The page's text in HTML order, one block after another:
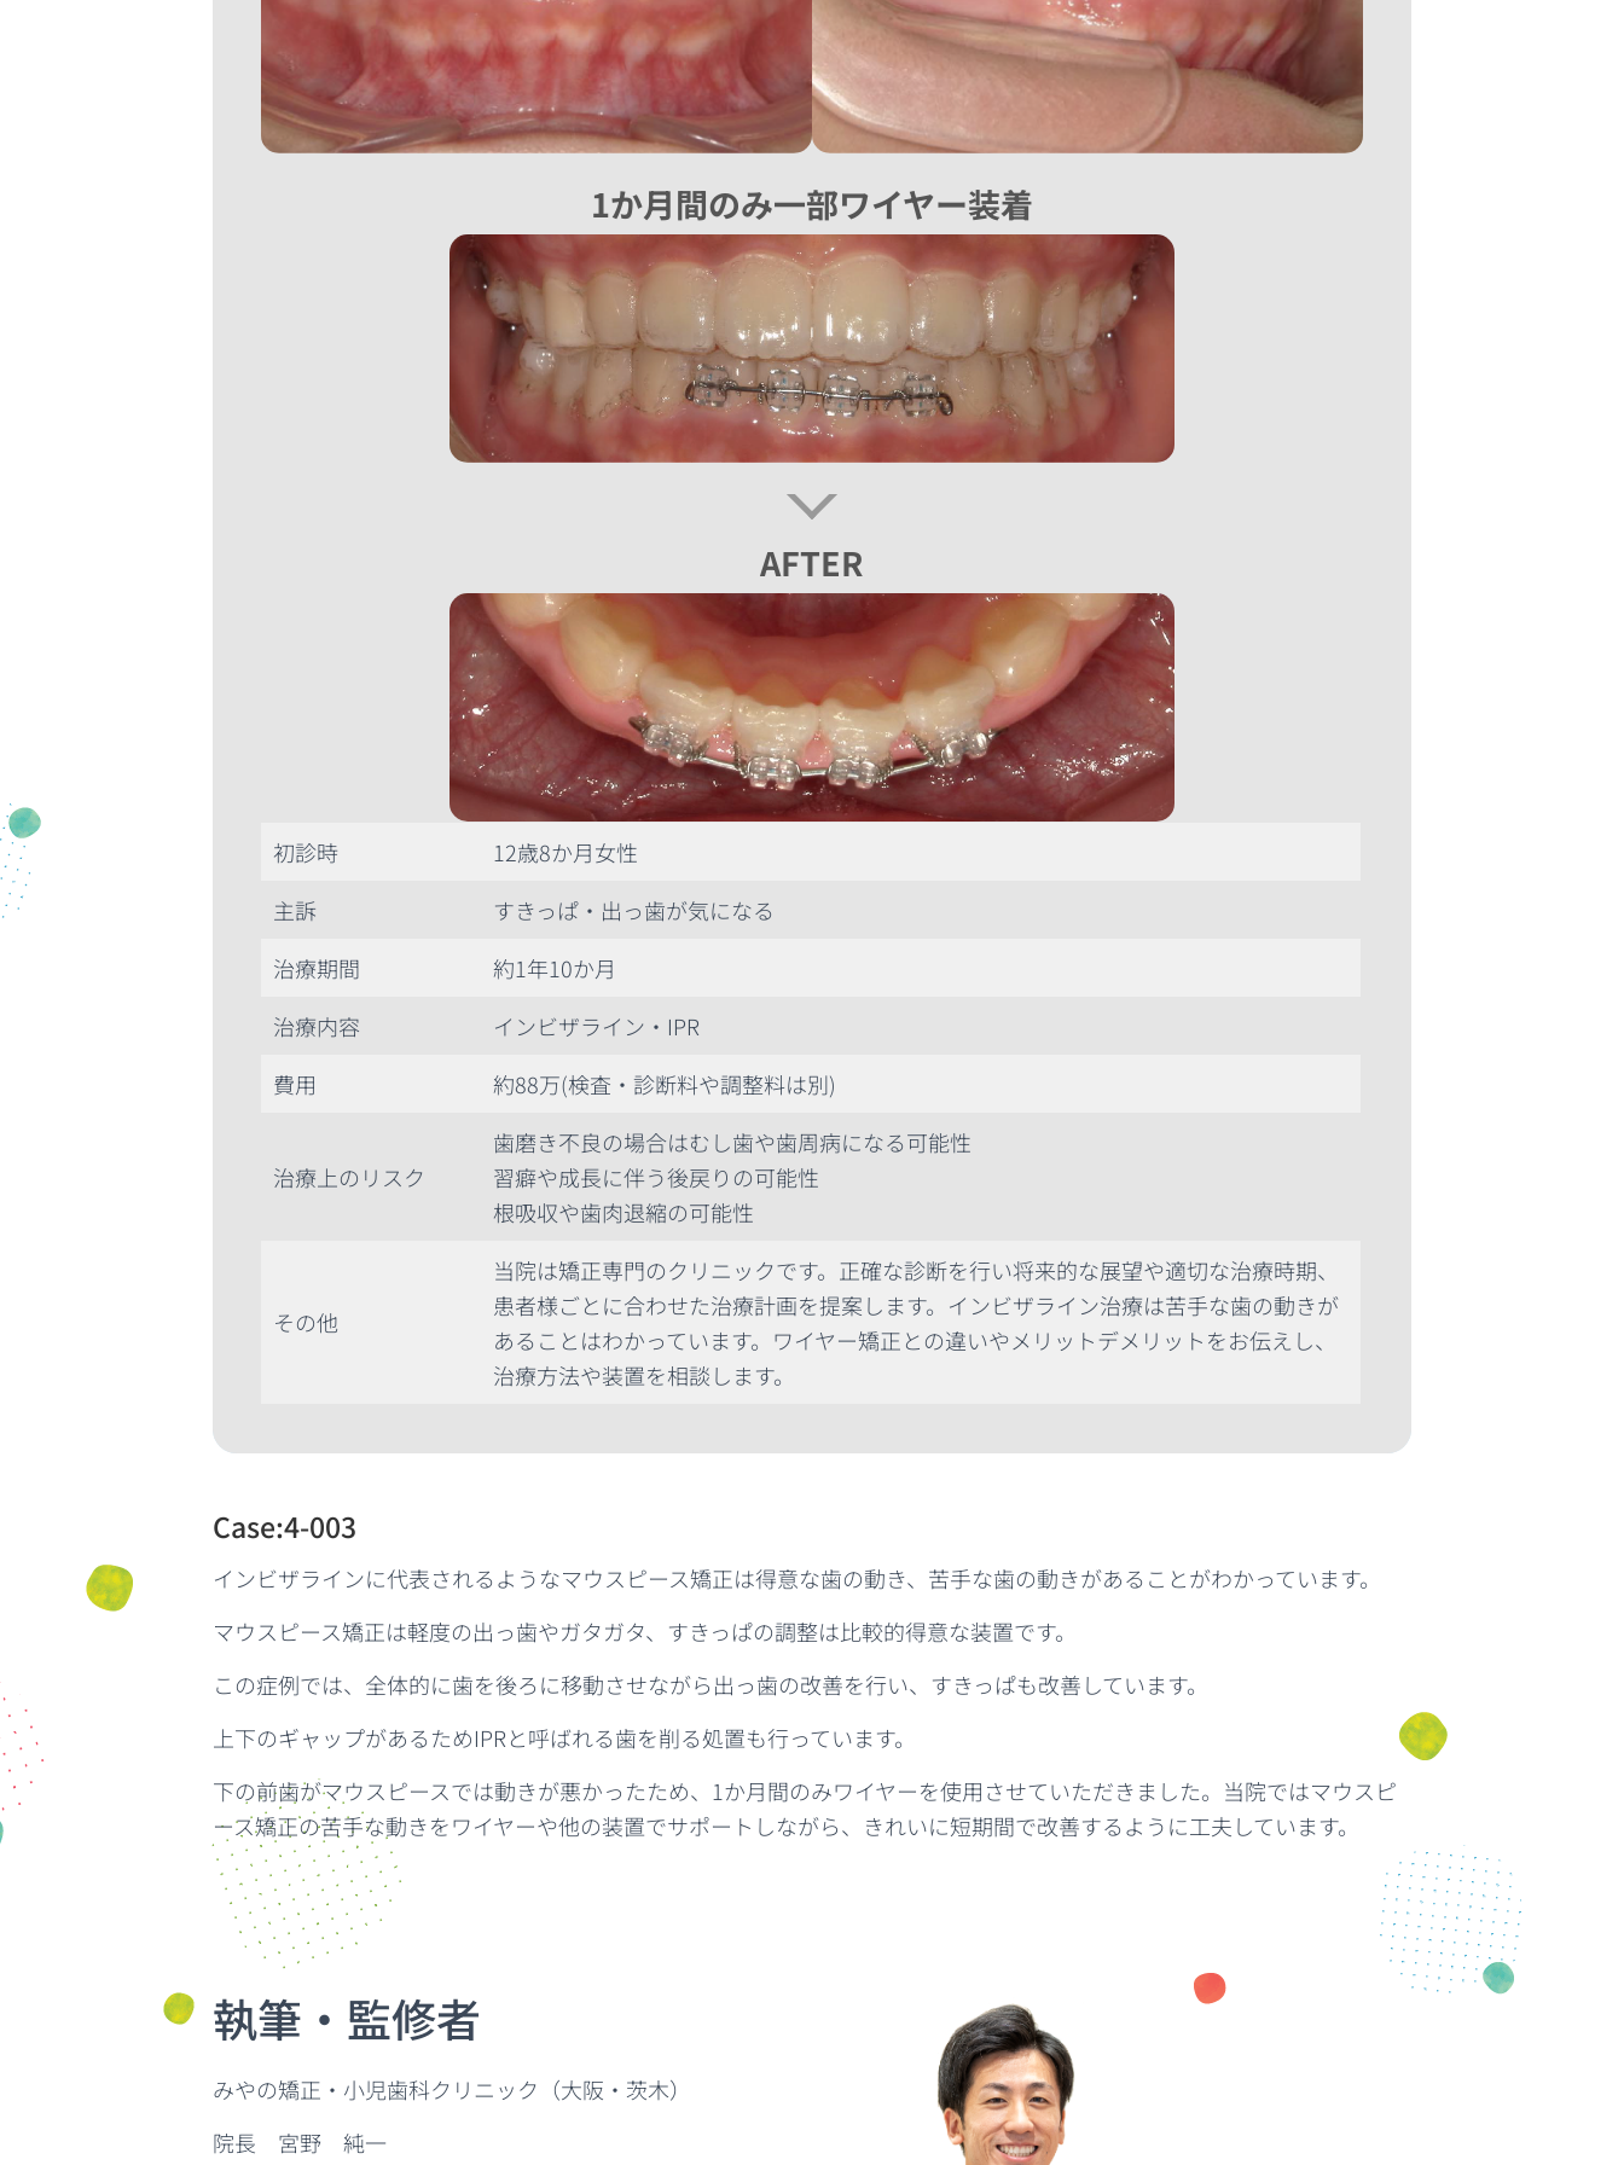
1か月間のみ一部ワイヤー装着
AFTER
初診時
12歳8か月女性
主訴
すきっぱ・出っ歯が気になる
治療期間
約1年10か月
治療内容
インビザライン・IPR
費用
約88万(検査・診断料や調整料は別)
治療上のリスク
歯磨き不良の場合はむし歯や歯周病になる可能性
習癖や成長に伴う後戻りの可能性
根吸収や歯肉退縮の可能性
その他
当院は矯正専門のクリニックです。正確な診断を行い将来的な展望や適切な治療時期、
患者様ごとに合わせた治療計画を提案します。インビザライン治療は苦手な歯の動きが
あることはわかっています。ワイヤー矯正との違いやメリットデメリットをお伝えし、
治療方法や装置を相談します。
Case:4-003
インビザラインに代表されるようなマウスピース矯正は得意な歯の動き、苦手な歯の動きがあることがわかっています。
マウスピース矯正は軽度の出っ歯やガタガタ、すきっぱの調整は比較的得意な装置です。
この症例では、全体的に歯を後ろに移動させながら出っ歯の改善を行い、すきっぱも改善しています。
上下のギャップがあるためIPRと呼ばれる歯を削る処置も行っています。
下の前歯がマウスピースでは動きが悪かったため、1か月間のみワイヤーを使用させていただきました。当院ではマウスピ
ース矯正の苦手な動きをワイヤーや他の装置でサポートしながら、きれいに短期間で改善するように工夫しています。
執筆・監修者
みやの矯正・小児歯科クリニック（大阪・茨木）
院長 宮野 純一